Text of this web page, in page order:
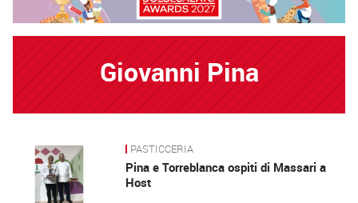
Giovanni Pina
News PASTICCERIA
Pina e Torreblanca ospiti di Massari a
Host